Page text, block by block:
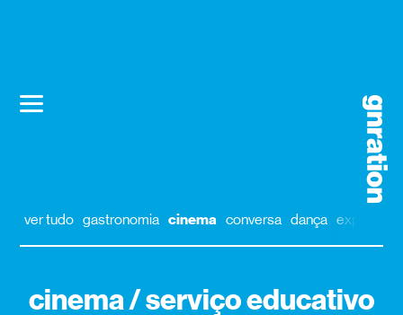
ver tudo gastronomia cinema conversa dança exposição
cinema / serviço educativo